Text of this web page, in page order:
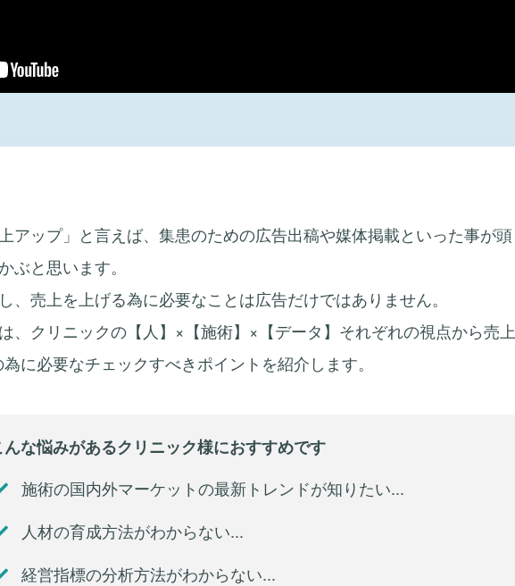
アップ」と言えば、集患のための広告出稿や媒体掲載といった事が頭
ぶと思います。
、売上を上げる為に必要なことは広告だけではありません。
、クリニックの【人】×【施術】×【データ】それぞれの視点から売上
に必要なチェックすべきポイントを紹介します。
んな悩みがあるクリニック様におすすめです
施術の国内外マーケットの最新トレンドが知りたい...
人材の育成方法がわからない...
経営指標の分析方法がわからない...